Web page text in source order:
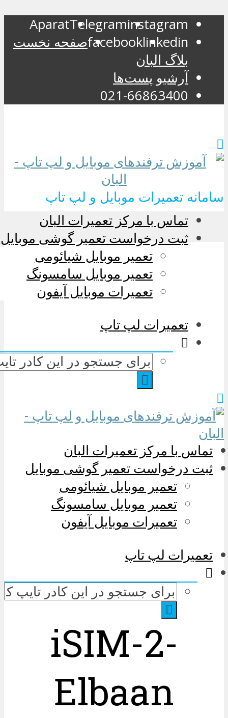
instagram
Telegram
Aparat
linkedin
facebookصفحه نخست
بلاگ البان
آرشیو پست‌ها
021-66863400
سامانه تعمیرات موبایل و لپ تاپ
تماس با مرکز تعمیرات البان
ثبت درخواست تعمیر گوشی موبایل
تعمیر موبایل شیائومی
تعمیر موبایل سامسونگ
تعمیرات موبایل آیفون
تعمیرات لپ تاپ
تماس با مرکز تعمیرات البان
ثبت درخواست تعمیر گوشی موبایل
تعمیر موبایل شیائومی
تعمیر موبایل سامسونگ
تعمیرات موبایل آیفون
تعمیرات لپ تاپ
iSIM-2-
Elbaan